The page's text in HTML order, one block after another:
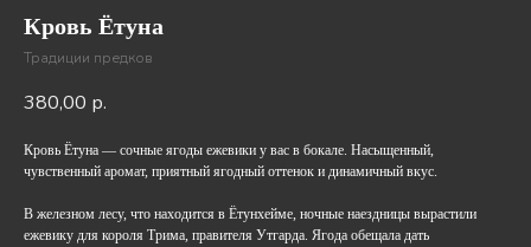
Кровь Ётуна
Традиции предков
380,00 р.
Кровь Ётуна — сочные ягоды ежевики у вас в бокале. Насыщенный,
чувственный аромат, приятный ягодный оттенок и динамичный вкус.
В железном лесу, что находится в Ётунхейме, ночные наездницы вырастили
ежевику для короля Трима, правителя Утгарда. Ягода обещала дать